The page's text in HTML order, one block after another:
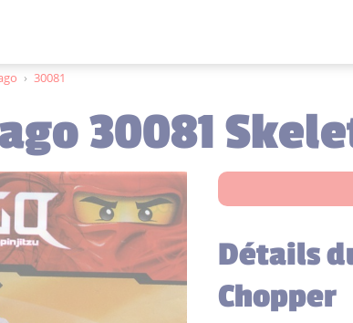
› 30081
30081
Détails
Chopper